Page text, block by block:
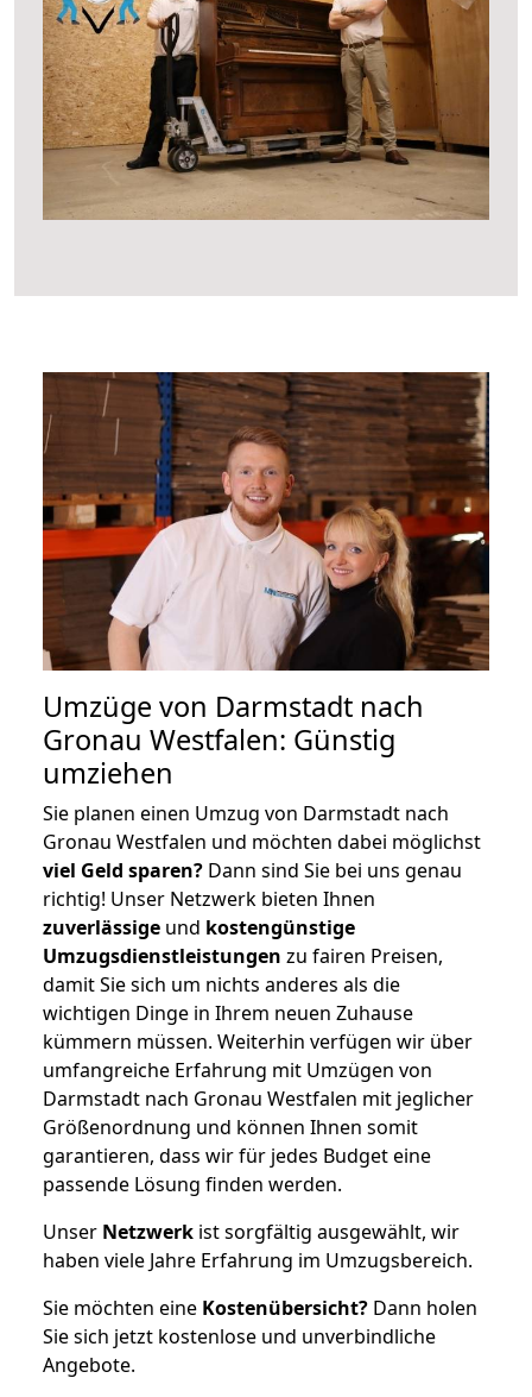
Umzüge von Darmstadt nach
Gronau Westfalen: Günstig
umziehen
Sie planen einen Umzug von Darmstadt nach
Gronau Westfalen und möchten dabei möglichst
viel Geld sparen? Dann sind Sie bei uns genau
richtig! Unser Netzwerk bieten Ihnen
zuverlässige und kostengünstige
Umzugsdienstleistungen zu fairen Preisen,
damit Sie sich um nichts anderes als die
wichtigen Dinge in Ihrem neuen Zuhause
kümmern müssen. Weiterhin verfügen wir über
umfangreiche Erfahrung mit Umzügen von
Darmstadt nach Gronau Westfalen mit jeglicher
Größenordnung und können Ihnen somit
garantieren, dass wir für jedes Budget eine
passende Lösung finden werden.
Unser Netzwerk ist sorgfältig ausgewählt, wir
haben viele Jahre Erfahrung im Umzugsbereich.
Sie möchten eine Kostenübersicht? Dann holen
Sie sich jetzt kostenlose und unverbindliche
Angebote.